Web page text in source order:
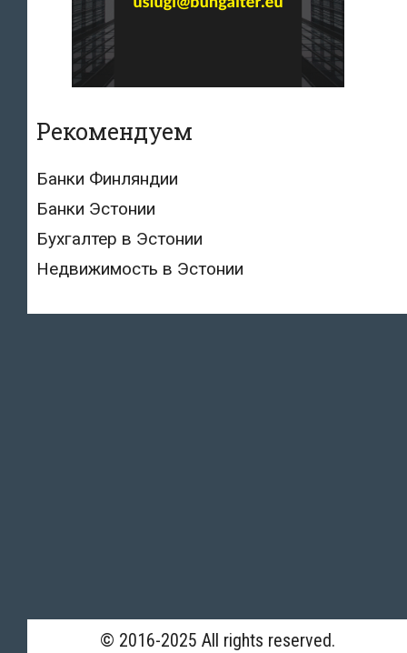
Рекомендуем
Банки Финляндии
Банки Эстонии
Бухгалтер в Эстонии
Недвижимость в Эстонии
© 2016-2025 All rights reserved.